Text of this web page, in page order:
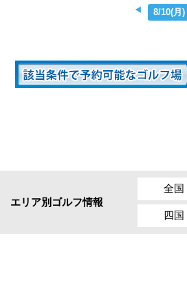
8/10(月)
エリア別ゴルフ情報
全国
四国